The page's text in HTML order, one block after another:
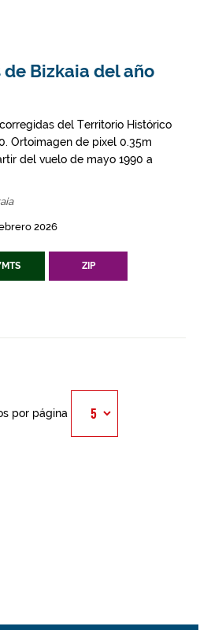
Bizkaia del año
del Territorio Histórico
Ortoimagen de pixel 0.35m
del vuelo de mayo 1990 a
2026
ZIP
por página